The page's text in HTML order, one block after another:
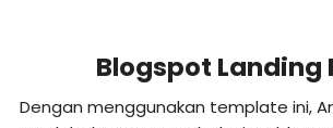
Blogspot Landing
Dengan menggunakan template ini,